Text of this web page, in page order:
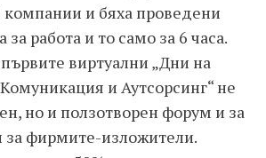
компании и бяха проведени
работа и то само за 6 часа.
виртуални „Дни на
и Аутсорсинг“ не
но и ползотворен форум и за
за фирмите-изложители.